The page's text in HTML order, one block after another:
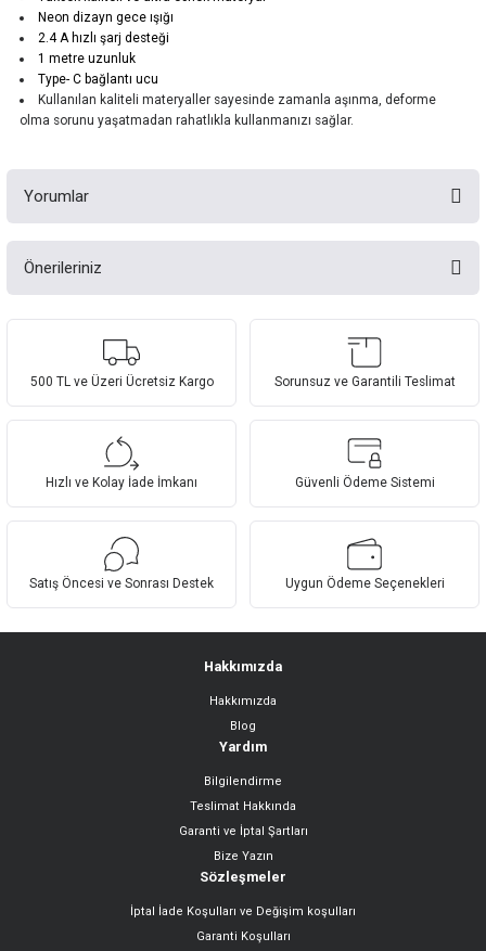
Neon dizayn gece ışığı
2.4 A hızlı şarj desteği
1 metre uzunluk
Type- C bağlantı ucu
Kullanılan kaliteli materyaller sayesinde zamanla aşınma, deforme
olma sorunu yaşatmadan rahatlıkla kullanmanızı sağlar.
Yorumlar
Önerileriniz
Bu ürünün fiyat bilgisi, resim, ürün açıklamalarında ve diğer konularda
yetersiz gördüğünüz noktaları öneri formunu kullanarak tarafımıza
Görüş ve önerileriniz için teşekkür ederiz.
Ürün resmi kalitesiz, bozuk veya görüntülenemiyor.
Ürün açıklamasında eksik bilgiler bulunuyor.
Bu ürüne benzer farklı alternatifler olmalı.
Gönder
500 TL ve Üzeri Ücretsiz Kargo Sorunsuz ve Garantili Teslimat
Hızlı ve Kolay İade İmkanı Güvenli Ödeme Sistemi
Satış Öncesi ve Sonrası Destek Uygun Ödeme Seçenekleri
Hakkımızda
Hakkımızda
Blog
Yardım
Bilgilendirme
Teslimat Hakkında
Garanti ve İptal Şartları
Bize Yazın
Sözleşmeler
İptal İade Koşulları ve Değişim koşulları
Garanti Koşulları